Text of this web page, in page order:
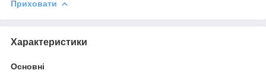
Приховати
Характеристики
Основні